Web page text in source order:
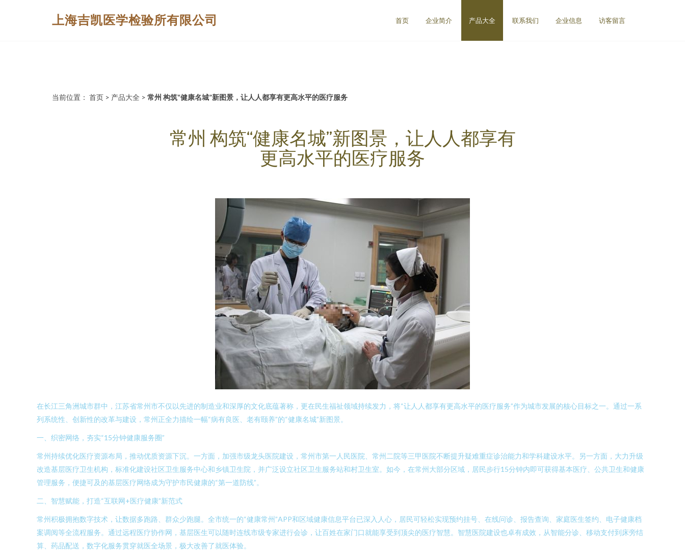
上海吉凯医学检验所有限公司 首页 企业简介 产品大全 联系我们 企业信息 访客留言
当前位置： 首页 > 产品大全 > 常州 构筑“健康名城”新图景，让人人都享有更高水平的医疗服务
常州 构筑“健康名城”新图景，让人人都享有
更高水平的医疗服务
在长江三角洲城市群中，江苏省常州市不仅以先进的制造业和深厚的文化底蕴著称，更在民生福祉领域持续发力，将“让人人都享有更高水平的医疗服务”作为城市发展的核心目标之一。通过一系
列系统性、创新性的改革与建设，常州正全力描绘一幅“病有良医、老有颐养”的“健康名城”新图景。
一、织密网络，夯实“15分钟健康服务圈”
常州持续优化医疗资源布局，推动优质资源下沉。一方面，加强市级龙头医院建设，常州市第一人民医院、常州二院等三甲医院不断提升疑难重症诊治能力和学科建设水平。另一方面，大力升级
改造基层医疗卫生机构，标准化建设社区卫生服务中心和乡镇卫生院，并广泛设立社区卫生服务站和村卫生室。如今，在常州大部分区域，居民步行15分钟内即可获得基本医疗、公共卫生和健康
管理服务，便捷可及的基层医疗网络成为守护市民健康的“第一道防线”。
二、智慧赋能，打造“互联网+医疗健康”新范式
常州积极拥抱数字技术，让数据多跑路、群众少跑腿。全市统一的“健康常州”APP和区域健康信息平台已深入人心，居民可轻松实现预约挂号、在线问诊、报告查询、家庭医生签约、电子健康档
案调阅等全流程服务。通过远程医疗协作网，基层医生可以随时连线市级专家进行会诊，让百姓在家门口就能享受到顶尖的医疗智慧。智慧医院建设也卓有成效，从智能分诊、移动支付到床旁结
算、药品配送，数字化服务贯穿就医全场景，极大改善了就医体验。